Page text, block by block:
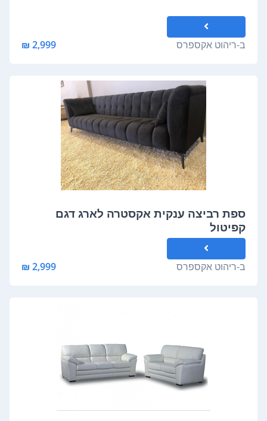
ב-ריהוט אקספרס 2,999 ₪
ספת רביצה ענקית אקסטרה לארג דגם
קפיטול
ב-ריהוט אקספרס 2,999 ₪